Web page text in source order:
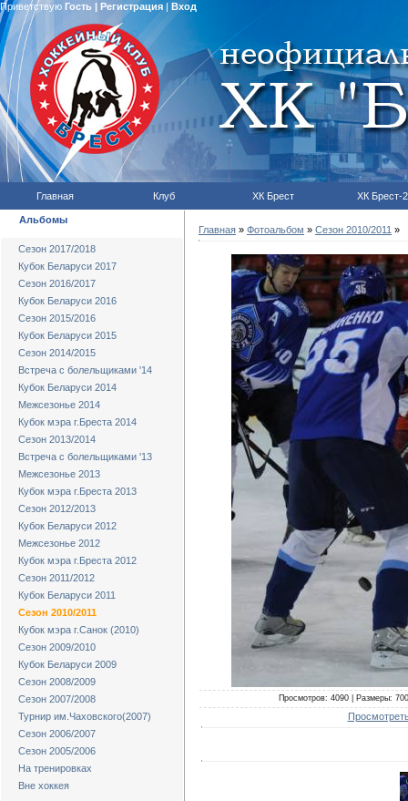
Приветствую Гость | Регистрация| Вход
Главная Клуб ХК Брест ХК Брест-2
Альбомы
Сезон 2017/2018
Кубок Беларуси 2017
Сезон 2016/2017
Кубок Беларуси 2016
Сезон 2015/2016
Кубок Беларуси 2015
Сезон 2014/2015
Встреча с болельщиками '14
Кубок Беларуси 2014
Межсезонье 2014
Кубок мэра г.Бреста 2014
Сезон 2013/2014
Встреча с болельщиками '13
Межсезонье 2013
Кубок мэра г.Бреста 2013
Сезон 2012/2013
Кубок Беларуси 2012
Межсезонье 2012
Кубок мэра г.Бреста 2012
Сезон 2011/2012
Кубок Беларуси 2011
Сезон 2010/2011
Кубок мэра г.Санок (2010)
Сезон 2009/2010
Кубок Беларуси 2009
Сезон 2008/2009
Сезон 2007/2008
Турнир им.Чаховского(2007)
Сезон 2006/2007
Сезон 2005/2006
На тренировках
Вне хоккея
Главная » Фотоальбом » Сезон 2010/2011 »
Просмотров: 4090 | Размеры: